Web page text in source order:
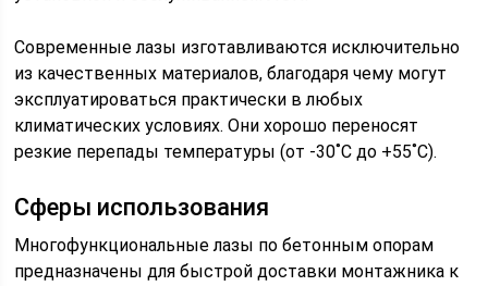
Современные лазы изготавливаются исключительно
из качественных материалов, благодаря чему могут
эксплуатироваться практически в любых
климатических условиях. Они хорошо переносят
резкие перепады температуры (от -30˚С до +55˚С).
Сферы использования
Многофункциональные лазы по бетонным опорам
предназначены для быстрой доставки монтажника к